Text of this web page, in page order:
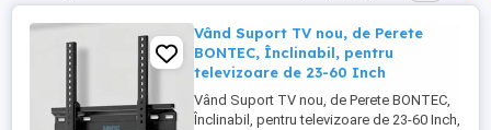
Vând Suport TV nou, de Perete
BONTEC, Înclinabil, pentru
televizoare de 23-60 Inch
Vând Suport TV nou, de Perete BONTEC,
Înclinabil, pentru televizoare de 23-60 Inch,